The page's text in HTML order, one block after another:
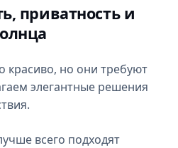
приватность и
красиво, но они требуют
элегантные решения
всего подходят